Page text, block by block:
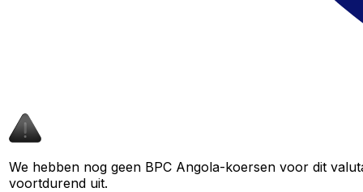
We hebben nog geen BPC Angola-koersen voor dit
voortdurend uit.